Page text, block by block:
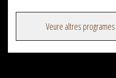
Veure altres